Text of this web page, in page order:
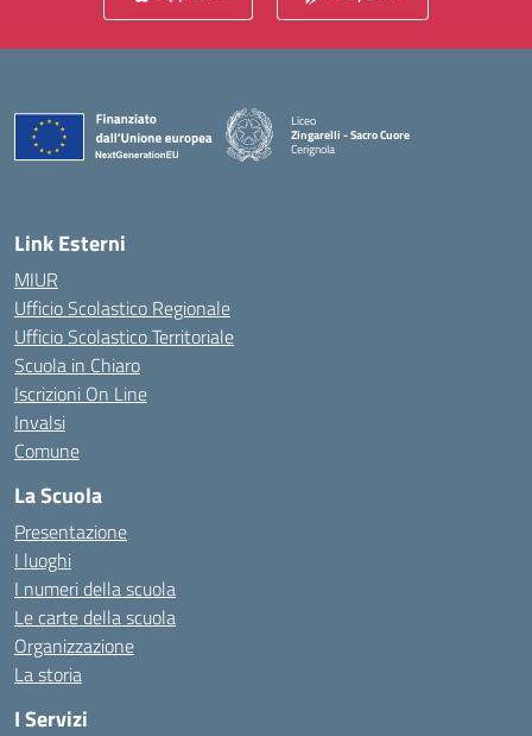
Liceo
Zingarelli - Sacro Cuore
Cerignola
— Visita la pagina iniziale della scuola
Link Esterni
MIUR
Ufficio Scolastico Regionale
Ufficio Scolastico Territoriale
Scuola in Chiaro
Iscrizioni On Line
Invalsi
Comune
La Scuola
Presentazione
I luoghi
I numeri della scuola
Le carte della scuola
Organizzazione
La storia
I Servizi